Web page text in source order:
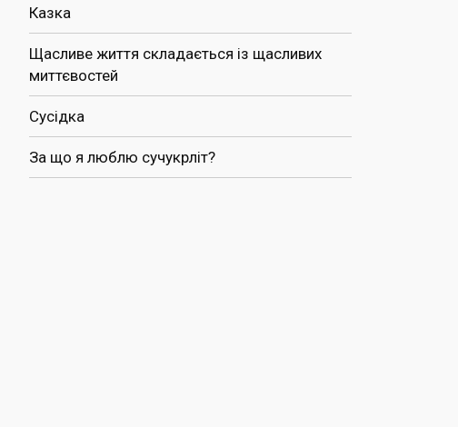
Казка
Щасливе життя складається із щасливих
миттєвостей
Сусідка
За що я люблю сучукрліт?